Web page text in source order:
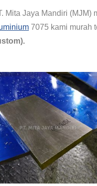
Mita Jaya Mandiri
7075 kami murah